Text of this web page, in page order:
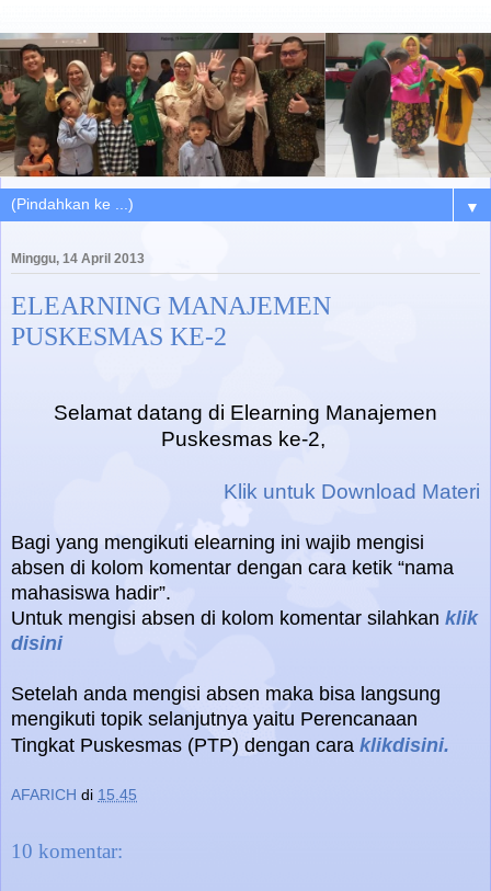
▼
Minggu, 14 April 2013
ELEARNING MANAJEMEN
PUSKESMAS KE-2
Selamat datang di Elearning Manajemen
Puskesmas ke-2,
Klik untuk Download Materi
Bagi yang mengikuti elearning ini wajib mengisi
absen di kolom komentar dengan cara ketik “nama
mahasiswa hadir”.
Untuk mengisi absen di kolom komentar silahkan klik
disini
Setelah anda mengisi absen maka bisa langsung
mengikuti topik selanjutnya yaitu Perencanaan
Tingkat Puskesmas (PTP) dengan cara klikdisini.
AFARICH di 15.45
10 komentar: